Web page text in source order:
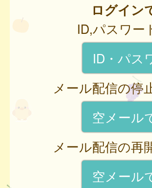
ログイン
ID,パスワー
ID・パス
メール配信の停
空メール
メール配信の再
空メール